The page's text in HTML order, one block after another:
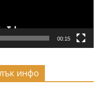
00:15
инфо